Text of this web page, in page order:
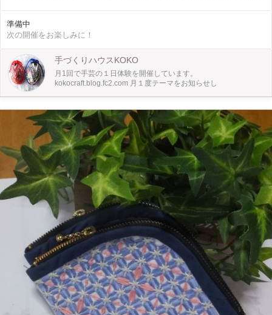
準備中
次の開催をお楽しみに！
手づくりハウスKOKO
月1回で手芸の１日体験を開催しています。
kokocraft.blog.fc2.com 月１度テーマをお知らせし